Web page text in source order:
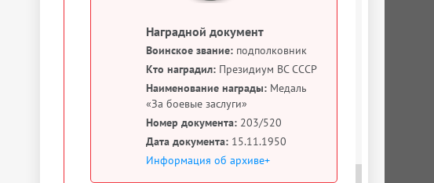
Наградной документ
Воинское звание: подполковник
Кто наградил: Президиум ВС СССР
Наименование награды: Медаль
«За боевые заслуги»
Номер документа: 203/520
Дата документа: 15.11.1950
Информация об архиве+